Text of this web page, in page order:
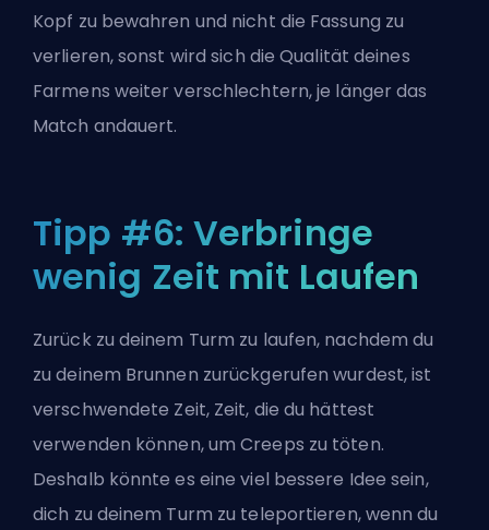
Kopf zu bewahren und nicht die Fassung zu
verlieren, sonst wird sich die Qualität deines
Farmens weiter verschlechtern, je länger das
Match andauert.
Tipp #6: Verbringe
wenig Zeit mit Laufen
Zurück zu deinem Turm zu laufen, nachdem du
zu deinem Brunnen zurückgerufen wurdest, ist
verschwendete Zeit, Zeit, die du hättest
verwenden können, um Creeps zu töten.
Deshalb könnte es eine viel bessere Idee sein,
dich zu deinem Turm zu teleportieren, wenn du